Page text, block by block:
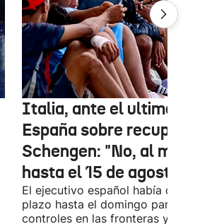
Italia, ante el ultimátum
España sobre recuperar
Schengen: "No, al menos
hasta el 15 de agosto"
El ejecutivo español había dado de
plazo hasta el domingo para retirar
controles en las fronteras y avisaba